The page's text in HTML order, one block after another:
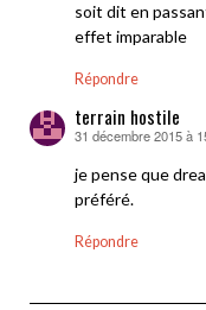
soit dit en
effet imparable
Répondre
terrain hostile
dit :
31 décembre 2015 à
je pense que
préféré.
Répondre